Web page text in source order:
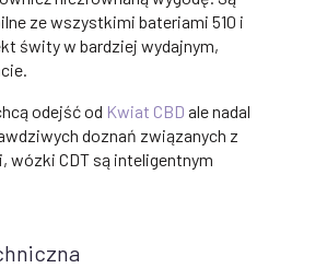
ze wszystkimi bateriami 510 i
świty w bardziej wydajnym,
odejść od Kwiat CBD ale nadal
doznań związanych z
wózki CDT są inteligentnym